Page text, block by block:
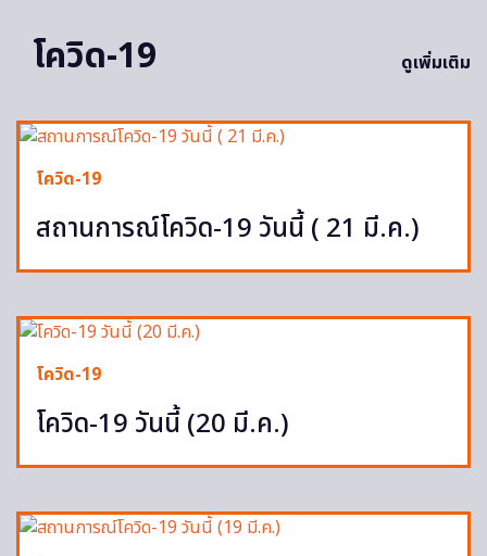
โควิด-19
ดูเพิ่มเติม
โควิด-19
สถานการณ์โควิด-19 วันนี้ ( 21 มี.ค.)
โควิด-19
โควิด-19 วันนี้ (20 มี.ค.)